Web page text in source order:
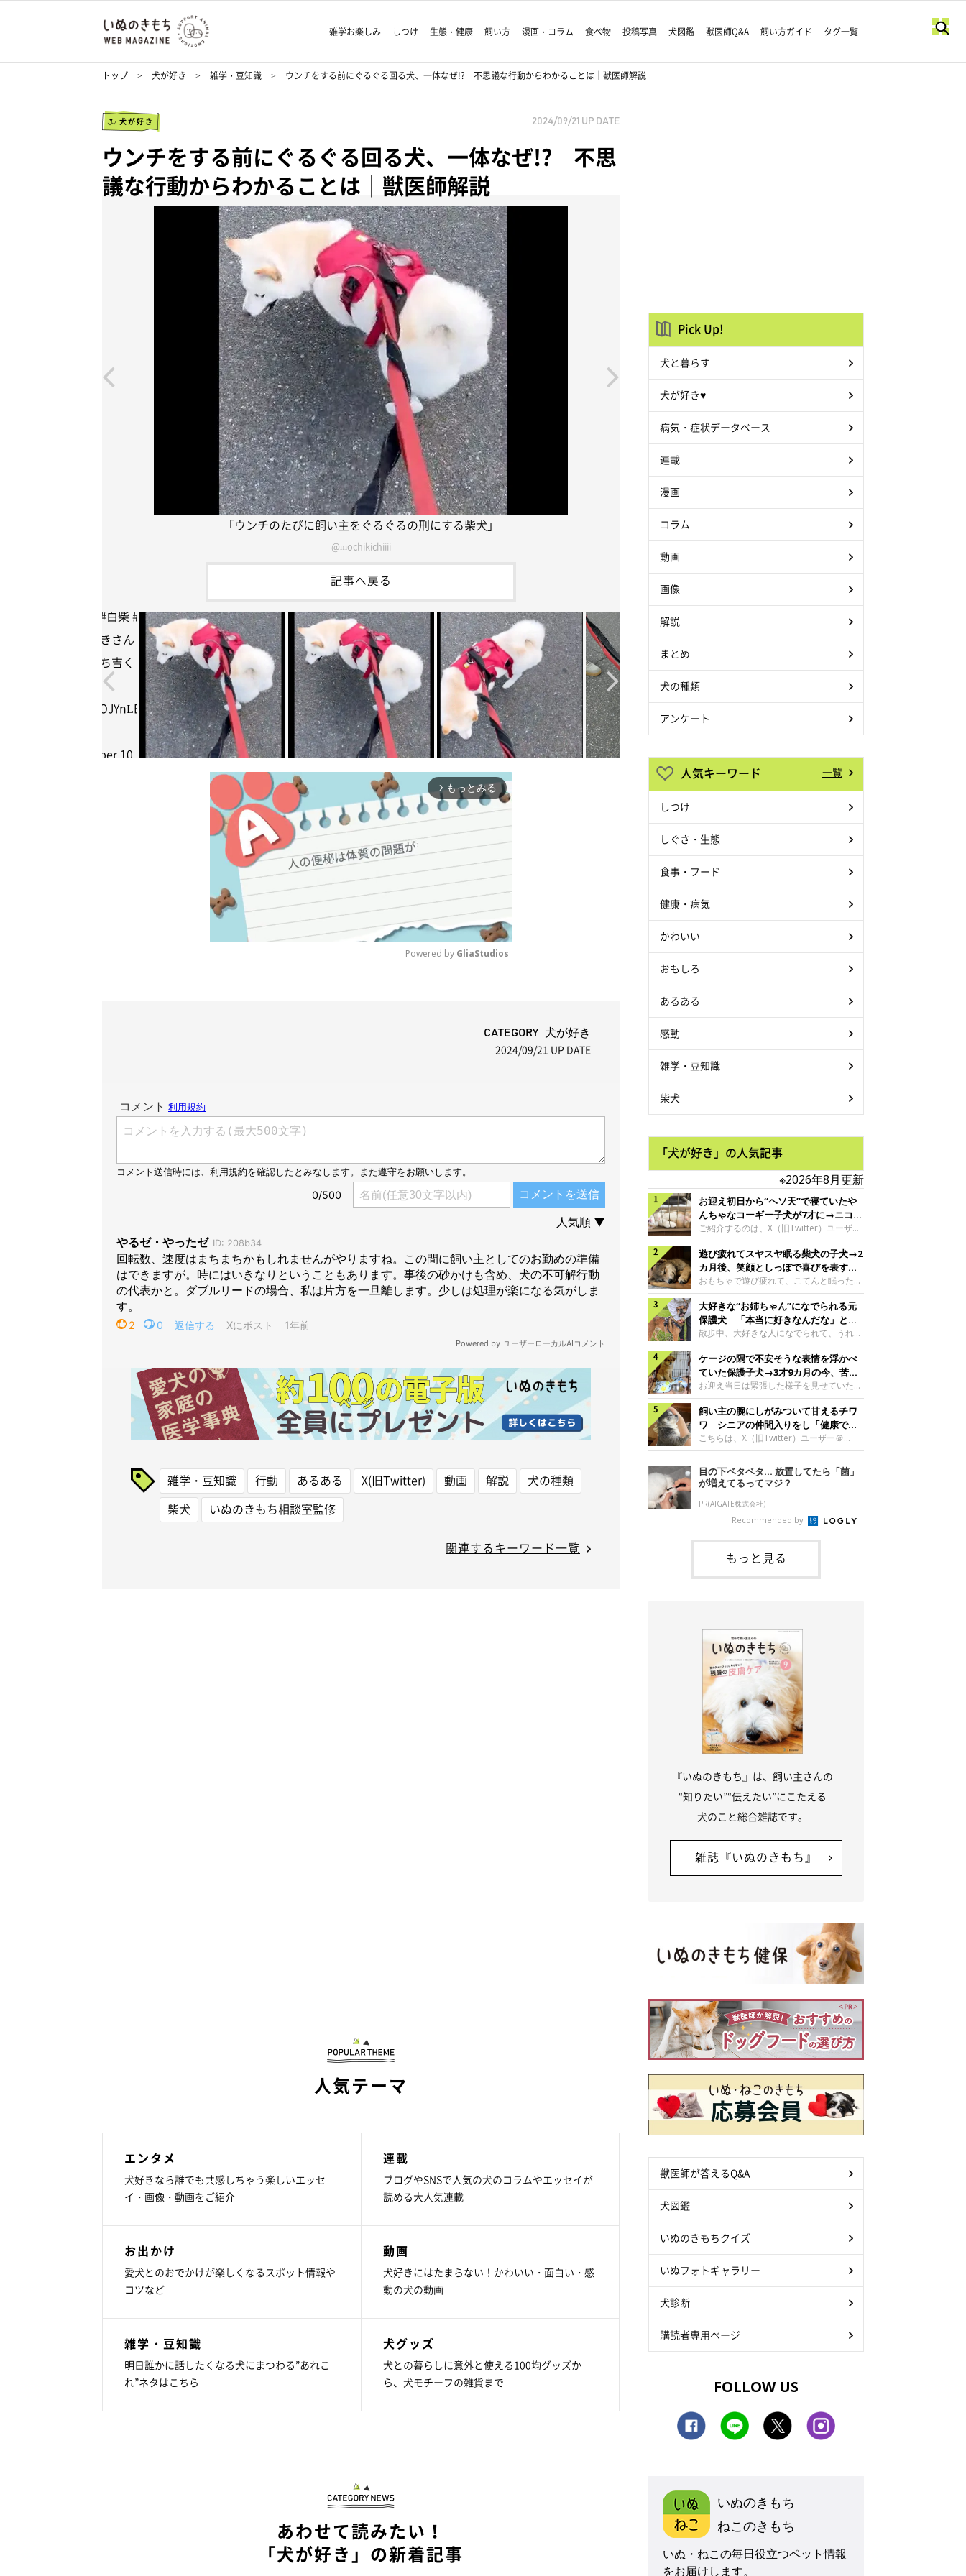
雑学お楽しみ しつけ 生態・健康 飼い方 漫画・コラム 食べ物 投稿写真 犬図鑑 獣医師Q&A 飼い方ガイド タグ一覧
トップ 犬が好き 雑学・豆知識 ウンチをする前にぐるぐる回る犬、一体なぜ!? 不思議な行動からわかることは｜獣医師解説
犬が好き 2024/09/21 UP DATE
ウンチをする前にぐるぐる回る犬、一体なぜ!? 不思
議な行動からわかることは｜獣医師解説
「ウンチのたびに飼い主をぐるぐるの刑にする柴犬」
@mochikichiiii
記事へ戻る
#白柴#
#犬好きさん
#白柴もち吉く
hbBAOJYnLE
October 10,
💩のたびに飼い主をぐるぐる
#白柴
犬のいる暮らし#犬好きさん
#白柴もち吉く
pic.twitter.com/hbBAOJYnLE
— 白柴もち吉
(@mochikichiiii)October 10,
2023
arrow_forward_ios もっとみる
Powered by GliaStudios
CATEGORY 犬が好き
2024/09/21 UP DATE
雑学・豆知識 行動 あるある X(旧Twitter) 動画 解説
犬の種類
柴犬
いぬのきもち相談室監修
関連するキーワード一覧
人気テーマ
エンタメ
犬好きなら誰でも共感しちゃう楽しいエッセ
イ・画像・動画をご紹介
連載
ブログやSNSで人気の犬のコラムやエッセイが
読める大人気連載
お出かけ
愛犬とのおでかけが楽しくなるスポット情報や
コツなど
動画
犬好きにはたまらない！かわいい・面白い・感
動の犬の動画
雑学・豆知識
明日誰かに話したくなる犬にまつわる”あれこ
れ”ネタはこちら
犬グッズ
犬との暮らしに意外と使える100均グッズか
ら、犬モチーフの雑貨まで
あわせて読みたい！
「犬が好き」の新着記事
Pick Up!
犬と暮らす
犬が好き♥
病気・症状データベース
連載
漫画
コラム
動画
画像
解説
まとめ
犬の種類
アンケート
人気キーワード 一覧
しつけ
しぐさ・生態
食事・フード
健康・病気
かわいい
おもしろ
あるある
感動
雑学・豆知識
柴犬
「犬が好き」の人気記事
※2026年8月更新
お迎え初日から“ヘソ天”で寝ていたや
んちゃなコーギー子犬が7才に→ニコニ
コ“コーギースマイル”が魅力のコに成
長！
ご紹介するのは、X（旧Twitter）ユーザー
＠Kus1oKg2vsgdWS2さんの愛犬でウェル
シュ・コーギー・ペンブロークの神楽ちゃ
ん。今年の8月で7才になるという神楽ちゃ
んですが、いったいどんな子犬時代を過ご
したのでしょうか。今回は、神楽ちゃんの
成長を飼い主さんと振り返ります！神楽ち
ゃんの成長について聞いた！お迎えから数
日後の神楽ちゃん（撮影時生後2カ月）＠
Kus1oKg2vsgdWS2――お迎え当初の神楽
ちゃんの様子について教えてください。飼
い主さん： 「お迎え当日から“ヘソ天”で寝
るようなコでし
遊び疲れてスヤスヤ眠る柴犬の子犬→2
カ月後、笑顔としっぽで喜びを表すコ
に成長！
おもちゃで遊び疲れて、こてんと眠った子
犬。あれから2カ月、表情や行動にさまざ
まな変化が見られるようになりました。遊
び疲れて眠る生後2カ月のなっちゃん遊び
疲れた様子のなっちゃん。@Pkndg_紹介
するのは、X（旧Twitter）ユーザー
@Pkndg_さんの愛犬・なっちゃん（取材
時、生後4カ月／柴犬）。こちらの写真
は、なっちゃんが生後2カ月のころに撮影
された一枚です。この日、なっちゃんは家
族と一緒におもちゃで遊んでいました。た
くさん遊んで疲れたのか、その後は眠り始
めたそうです。眠るなっちゃん。
@Pkndg_
大好きな“お姉ちゃん”になでられる元
保護犬 「本当に好きなんだな」と感
じる表情にほっこり
散歩中、大好きな人になでられて、うれし
そうな表情を見せる元保護犬。甘えるよう
な姿に、見ているこちらまでほっこりしま
す。大好きな“お姉ちゃん”に甘える小次郎
くん妹さんになでてもらい、うれしそうな
表情を見せる小次郎くん（2026年6月撮
影）。@mika_Jimmy紹介するのは、X（旧
Twitter）ユーザー@mika_Jimmyさんの愛
犬・小次郎くん（撮影時5才）。こちら
は、飼い主さんの妹さんと一緒に散歩をし
日、飼い主さんは実家から自宅へ帰る途
中、妹さんと公園で待ち合わせ
ケージの隅で不安そうな表情を浮かべ
ていた保護子犬→3才9カ月の今、苦手
を克服し頼もしいコに成長！
お迎え当日は緊張した様子を見せていた元
野犬の保護子犬。あれから約3年半、苦手
だったことを一つひとつ克服し、家族に寄
り添う姿を見せています。お迎え当日、ケ
ージの隅で不安そうにお迎え当日のシルビ
アちゃん。@nemonemotos今回紹介する
@nemonemotosさんの愛犬・シルビアち
ゃん（撮影当時、生後推定2カ月）。飼い
主さんが「#最初に撮った一枚」として投
稿した写真には、ケージの隅で不安そうな
表情を浮かべるシルビアちゃんの姿が写っ
ていました。こちらは、保護犬だったシル
飼い主の腕にしがみついて甘えるチワ
ワ シニアの仲間入りをし「健康で穏
やかな暮らしが続いてほしい」と願う
こちらは、X（旧Twitter）ユーザー＠
kotubusuke617さんが投稿した写真。写
っているのは、愛犬でチワワのつぶしゃん
（本名：こつぶちゃん）です。飼い主さん
の腕にしがみつくつぶしゃん（撮影時6
才）＠kotubusuke617撮影当時の状況に
ついて伺うと、飼い主さんはこう教えてく
れました。飼い主さん： 「ある休日のこ
とです。私がソファに座った途端にひざの
上にのってきたので、そのままなでながら
テレビを見ていたのですが、微動だにしな
いので気になって見てみると、腕にしがみ
目の下ベタベタ… 放置してたら「菌」
が増えてるってマジ？
PR(AIGATE株式会社)
Recommended by
もっと見る
『いぬのきもち』は、飼い主さんの
“知りたい”“伝えたい”にこたえる
犬のこと総合雑誌です。
雑誌『いぬのきもち』
獣医師が答えるQ&A
犬図鑑
いぬのきもちクイズ
いぬフォトギャラリー
犬診断
購読者専用ページ
FOLLOW US
いぬのきもち
ねこのきもち
いぬ・ねこの毎日役立つペット情報
をお届けします。